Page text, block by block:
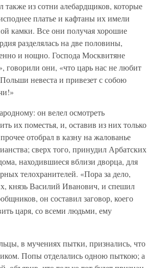
из сотни алебардщиков, которые
платье и кафтаны их имели
камки. Все они получая хорошие
разделялась на две половины,
и нощно. Господа Москвитяне
говорили они, «что царь нас не любит
невеста и привезет с собою
он велел осмотреть
их поместья, и, оставив из них только
отобрал в казну на жалованье
сверх того, принудил Арбатских
находившиеся вблизи дворца, для
телохранителей. «Пора за дело,
князь Василий Иванович, и спешил
он составил заговор, коего
царя, со всеми людьми, ему
в мучениях пытки, признались, что
Попы отделались одною пыткою; а